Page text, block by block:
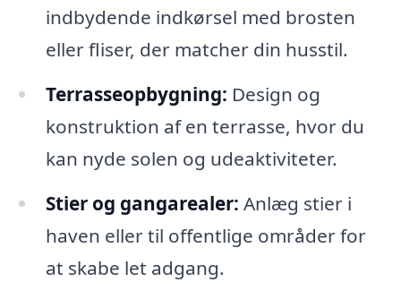
indbydende indkørsel med brosten
eller fliser, der matcher din husstil.
Terrasseopbygning: Design og
konstruktion af en terrasse, hvor du
kan nyde solen og udeaktiviteter.
Stier og gangarealer: Anlæg stier i
haven eller til offentlige områder for
at skabe let adgang.